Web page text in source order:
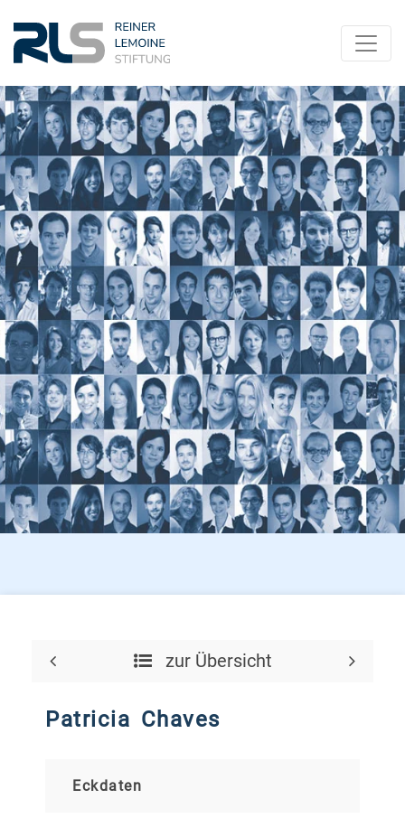
zur Übersicht
Patricia Chaves
Eckdaten